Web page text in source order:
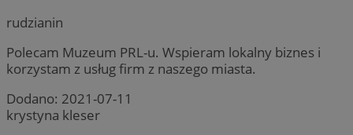
rudzianin
Polecam Muzeum PRL-u. Wspieram lokalny biznes i
korzystam z usług firm z naszego miasta.
Dodano: 2021-07-11
krystyna kleser